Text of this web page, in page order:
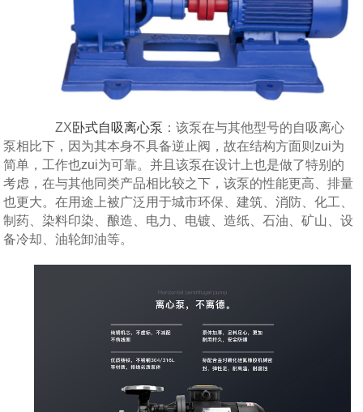
ZX卧式自吸离心泵 ：该泵在与其他型号的自吸离心
泵相比下，因为其本身不具备逆止阀，故在结构方面则zui为
简单，工作也zui为可靠。并且该泵在设计上也是做了特别的
考虑，在与其他同类产品相比较之下，该泵的性能更高、排量
也更大。在用途上被广泛用于城市环保、建筑、消防、化工、
制药、染料印染、酿造、电力、电镀、造纸、石油、矿山、设
备冷却、油轮卸油等。